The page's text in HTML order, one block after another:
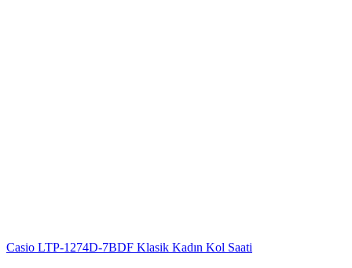
Casio LTP-1274D-7BDF Klasik Kadın Kol Saati